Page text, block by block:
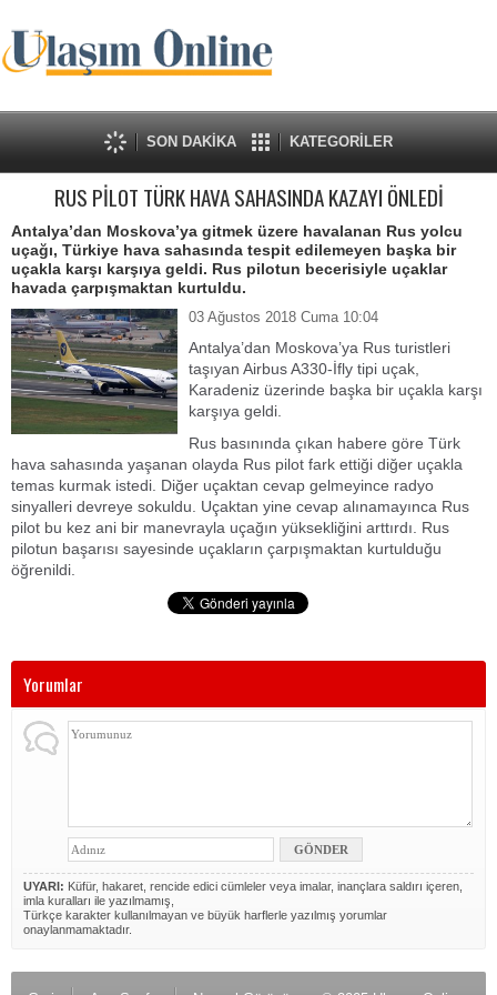
SON DAKİKA KATEGORİLER
RUS PİLOT TÜRK HAVA SAHASINDA KAZAYI ÖNLEDİ
Antalya’dan Moskova’ya gitmek üzere havalanan Rus yolcu
uçağı, Türkiye hava sahasında tespit edilemeyen başka bir
uçakla karşı karşıya geldi. Rus pilotun becerisiyle uçaklar
havada çarpışmaktan kurtuldu.
03 Ağustos 2018 Cuma 10:04
Antalya’dan Moskova’ya Rus turistleri
taşıyan Airbus A330-İfly tipi uçak,
Karadeniz üzerinde başka bir uçakla karşı
karşıya geldi.
Rus basınında çıkan habere göre Türk
hava sahasında yaşanan olayda Rus pilot fark ettiği diğer uçakla
temas kurmak istedi. Diğer uçaktan cevap gelmeyince radyo
sinyalleri devreye sokuldu. Uçaktan yine cevap alınamayınca Rus
pilot bu kez ani bir manevrayla uçağın yüksekliğini arttırdı. Rus
pilotun başarısı sayesinde uçakların çarpışmaktan kurtulduğu
öğrenildi.
Yorumlar
UYARI: Küfür, hakaret, rencide edici cümleler veya imalar, inançlara saldırı içeren,
imla kuralları ile yazılmamış,
Türkçe karakter kullanılmayan ve büyük harflerle yazılmış yorumlar
onaylanmamaktadır.